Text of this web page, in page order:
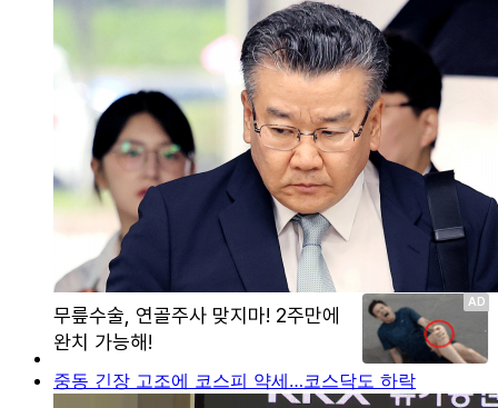
중동 긴장 고조에 코스피 약세…코스닥도 하락